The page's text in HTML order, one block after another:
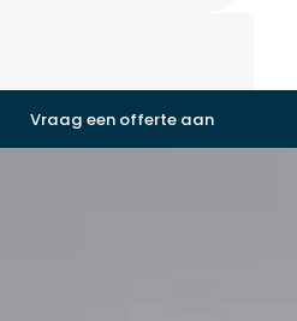
Vraag een offerte aan